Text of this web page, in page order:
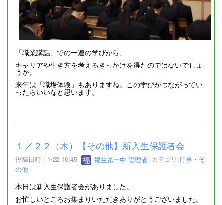
「職業講話」での一連の学びから、
キャリアや生き方を考えるきっかけを得たのではないでしょ
うか。
来年は「職場体験」もありますね。この学びがつながってい
ったらいいなと思います。
１／２２（木）【その他】新入生保護者会
投稿日時 : 1/22 16:45 福生第一中 管理者 カテゴリ:行事・そ
の他
本日は新入生保護者会がありました。
お忙しいところお集まりいただきありがとうございました。